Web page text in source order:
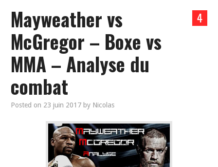
4
Mayweather vs
McGregor – Boxe vs
MMA – Analyse du
combat
Posted on 23 juin 2017 by Nicolas